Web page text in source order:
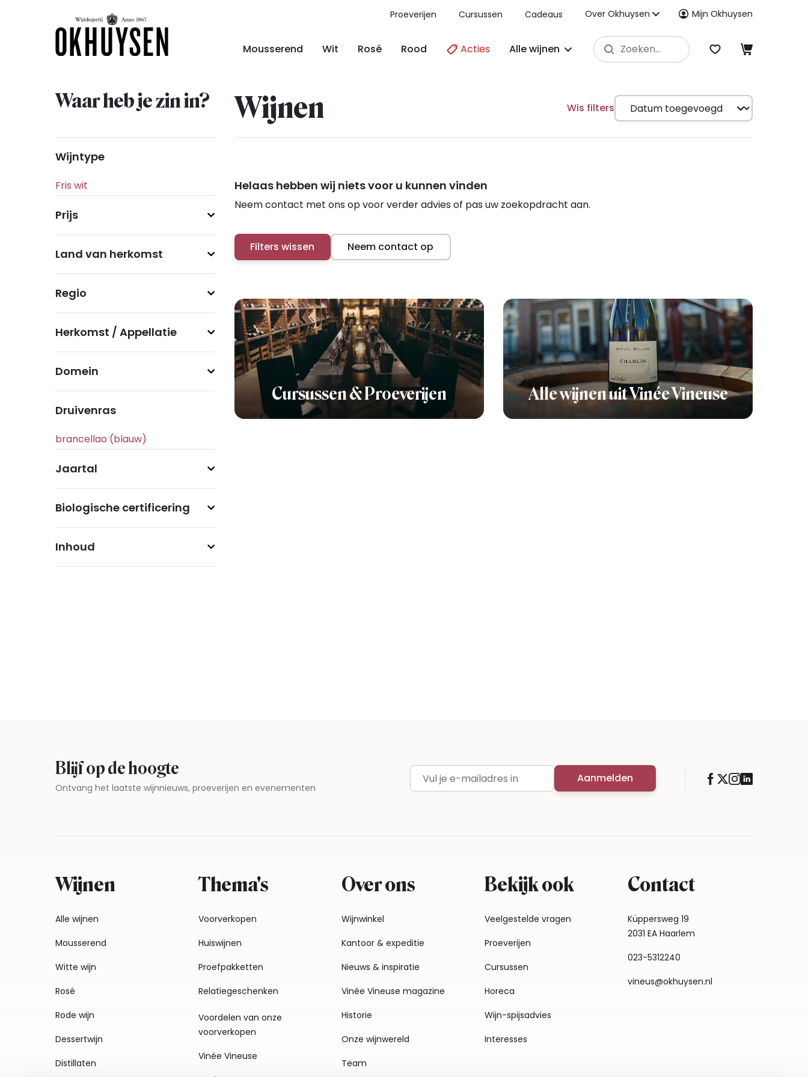
Proeverijen Cursussen Cadeaus Over Okhuysen Mijn Okhuysen
Mousserend Wit Rosé Rood Acties Alle wijnen
Waar heb je zin in? Wijnen Wis filters
Wijntype
Prijs
Land van herkomst
Regio
Herkomst / Appellatie
Domein
Druivenras
Jaartal
Biologische certificering
Inhoud
Helaas hebben wij niets voor u kunnen vinden
Neem contact met ons op voor verder advies of pas uw zoekopdracht aan.
Filters wissen Neem contact op
Cursussen & Proeverijen Alle wijnen uit Vinée Vineuse
Blijf op de hoogte
Ontvang het laatste wijnnieuws, proeverijen en evenementen E-mailadres Aanmelden
Wijnen
Alle wijnen
Mousserend
Witte wijn
Rosé
Rode wijn
Dessertwijn
Distillaten
Thema's
Voorverkopen
Huiswijnen
Proefpakketten
Relatiegeschenken
Voordelen van onze
voorverkopen
Vinée Vineuse
Over ons
Wijnwinkel
Kantoor & expeditie
Nieuws & inspiratie
Vinée Vineuse magazine
Historie
Onze wijnwereld
Team
Bekijk ook
Veelgestelde vragen
Proeverijen
Cursussen
Horeca
Wijn-spijsadvies
Interesses
Contact
Küppersweg 19
2031 EA Haarlem
023-5312240
vineus@okhuysen.nl